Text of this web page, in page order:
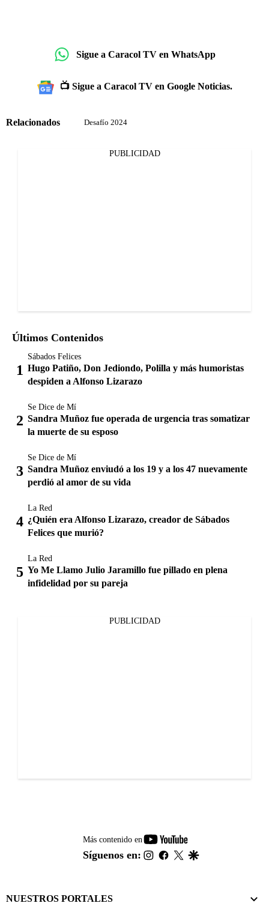
Sigue a Caracol TV en WhatsApp
📺 Sigue a Caracol TV en Google Noticias.
Relacionados Desafío 2024
PUBLICIDAD
Últimos Contenidos
Sábados Felices
Hugo Patiño, Don Jediondo, Polilla y más humoristas
despiden a Alfonso Lizarazo
Se Dice de Mí
Sandra Muñoz fue operada de urgencia tras somatizar
la muerte de su esposo
Se Dice de Mí
Sandra Muñoz enviudó a los 19 y a los 47 nuevamente
perdió al amor de su vida
La Red
¿Quién era Alfonso Lizarazo, creador de Sábados
Felices que murió?
La Red
Yo Me Llamo Julio Jaramillo fue pillado en plena
infidelidad por su pareja
PUBLICIDAD
Más contenido en
youtube-
footer
Síguenos en: instagram
facebook
twitter
NUESTROS PORTALES